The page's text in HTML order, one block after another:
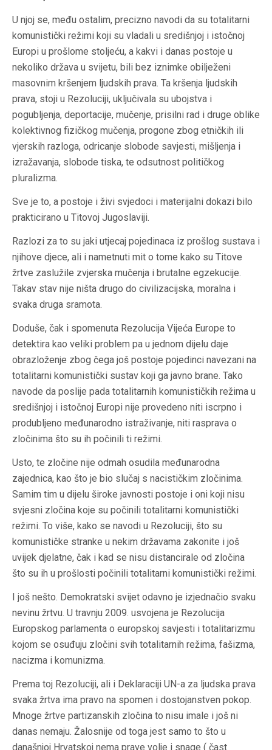
U njoj se, među ostalim, precizno navodi da su totalitarni
komunistički režimi koji su vladali u središnjoj i istočnoj
Europi u prošlome stoljeću, a kakvi i danas postoje u
nekoliko država u svijetu, bili bez iznimke obilježeni
masovnim kršenjem ljudskih prava. Ta kršenja ljudskih
prava, stoji u Rezoluciji, uključivala su ubojstva i
pogubljenja, deportacije, mučenje, prisilni rad i druge oblike
kolektivnog fizičkog mučenja, progone zbog etničkih ili
vjerskih razloga, odricanje slobode savjesti, mišljenja i
izražavanja, slobode tiska, te odsutnost političkog
pluralizma.
Sve je to, a postoje i živi svjedoci i materijalni dokazi bilo
prakticirano u Titovoj Jugoslaviji.
Razlozi za to su jaki utjecaj pojedinaca iz prošlog sustava i
njihove djece, ali i nametnuti mit o tome kako su Titove
žrtve zaslužile zvjerska mučenja i brutalne egzekucije.
Takav stav nije ništa drugo do civilizacijska, moralna i
svaka druga sramota.
Doduše, čak i spomenuta Rezolucija Vijeća Europe to
detektira kao veliki problem pa u jednom dijelu daje
obrazloženje zbog čega još postoje pojedinci navezani na
totalitarni komunistički sustav koji ga javno brane. Tako
navode da poslije pada totalitarnih komunističkih režima u
središnjoj i istočnoj Europi nije provedeno niti iscrpno i
produbljeno međunarodno istraživanje, niti rasprava o
zločinima što su ih počinili ti režimi.
Usto, te zločine nije odmah osudila međunarodna
zajednica, kao što je bio slučaj s nacističkim zločinima.
Samim tim u dijelu široke javnosti postoje i oni koji nisu
svjesni zločina koje su počinili totalitarni komunistički
režimi. To više, kako se navodi u Rezoluciji, što su
komunističke stranke u nekim državama zakonite i još
uvijek djelatne, čak i kad se nisu distancirale od zločina
što su ih u prošlosti počinili totalitarni komunistički režimi.
I još nešto. Demokratski svijet odavno je izjednačio svaku
nevinu žrtvu. U travnju 2009. usvojena je Rezolucija
Europskog parlamenta o europskoj savjesti i totalitarizmu
kojom se osuđuju zločini svih totalitarnih režima, fašizma,
nacizma i komunizma.
Prema toj Rezoluciji, ali i Deklaraciji UN-a za ljudska prava
svaka žrtva ima pravo na spomen i dostojanstven pokop.
Mnoge žrtve partizanskih zločina to nisu imale i još ni
danas nemaju. Žalosnije od toga jest samo to što u
današnjoj Hrvatskoj nema prave volje i snage ( čast